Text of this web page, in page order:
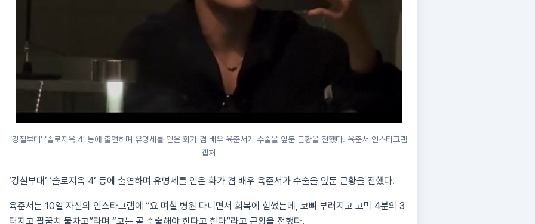
‘강철부대’ ‘솔로지옥 4’ 등에 출연하며 유명세를 얻은 화가 겸 배우 육준서가 수술을 앞둔 근황을 전했다. 육준서 인스타그램
캡처
‘강철부대’ ‘솔로지옥 4’ 등에 출연하며 유명세를 얻은 화가 겸 배우 육준서가 수술을 앞둔 근황을 전했다.
육준서는 10일 자신의 인스타그램에 “요 며칠 병원 다니면서 회복에 힘썼는데, 코뼈 부러지고 고막 4분의 3
터지고 팔꿈치 물차고”라며 “코는 곧 수술해야 한다고 한다”라고 근황을 전했다.